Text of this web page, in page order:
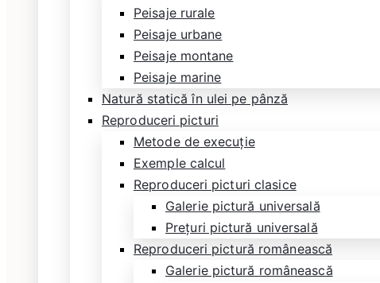
Peisaje rurale
Peisaje urbane
Peisaje montane
Peisaje marine
Natură statică în ulei pe pânză
Reproduceri picturi
Metode de execuție
Exemple calcul
Reproduceri picturi clasice
Galerie pictură universală
Prețuri pictură universală
Reproduceri pictură românească
Galerie pictură românească